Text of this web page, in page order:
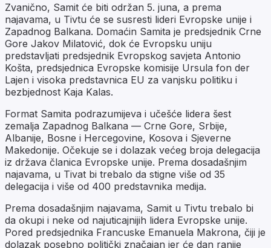
Zvanično, Samit će biti održan 5. juna, a prema
najavama, u Tivtu će se susresti lideri Evropske unije i
Zapadnog Balkana. Domaćin Samita je predsjednik Crne
Gore Jakov Milatović, dok će Evropsku uniju
predstavljati predsjednik Evropskog savjeta Antonio
Košta, predsjednica Evropske komisije Ursula fon der
Lajen i visoka predstavnica EU za vanjsku politiku i
bezbjednost Kaja Kalas.
Format Samita podrazumijeva i učešće lidera šest
zemalja Zapadnog Balkana — Crne Gore, Srbije,
Albanije, Bosne i Hercegovine, Kosova i Sjeverne
Makedonije. Očekuje se i dolazak većeg broja delegacija
iz država članica Evropske unije. Prema dosadašnjim
najavama, u Tivat bi trebalo da stigne više od 35
delegacija i više od 400 predstavnika medija.
Prema dosadašnjim najavama, Samit u Tivtu trebalo bi
da okupi i neke od najuticajnijih lidera Evropske unije.
Pored predsjednika Francuske Emanuela Makrona, čiji je
dolazak posebno politički značajan jer će dan ranije